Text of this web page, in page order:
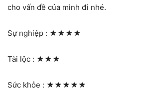
cho vấn đề của mình đi nhé.
Sự nghiệp : ★★★★
Tài lộc : ★★★
Sức khỏe : ★★★★★